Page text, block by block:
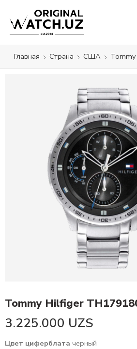
Главная Страна США
Tommy Hilfiger
3.225.000 UZS
Цвет циферблата черный